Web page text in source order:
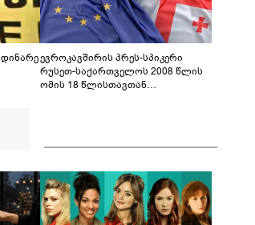
საზოგადოების
2008 წლის რუსეთ-
აგვისტოს ომის 18 წლისთავთან
ერთობლივ განცხადებას
ევროკავშირის პრეს-სპიკერი
რუსეთ-საქართველოს 2008 წლის
ომის 18 წლისთავთან